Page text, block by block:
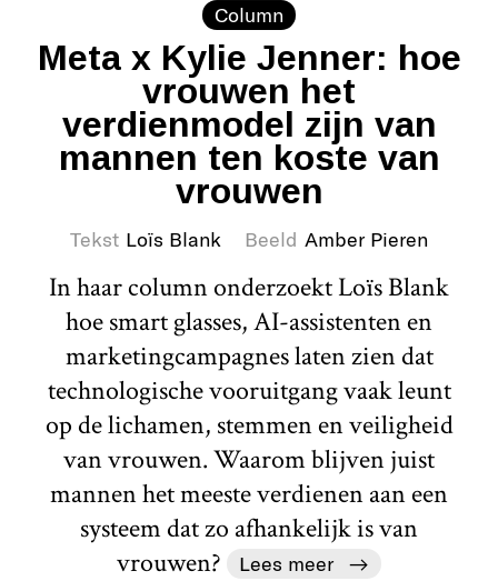
Column
Meta x Kylie Jenner: hoe
vrouwen het
verdienmodel zijn van
mannen ten koste van
vrouwen
Tekst Loïs Blank Beeld Amber Pieren
In haar column onderzoekt Loïs Blank
hoe smart glasses, AI-assistenten en
marketingcampagnes laten zien dat
technologische vooruitgang vaak leunt
op de lichamen, stemmen en veiligheid
van vrouwen. Waarom blijven juist
mannen het meeste verdienen aan een
systeem dat zo afhankelijk is van
vrouwen?
Lees meer